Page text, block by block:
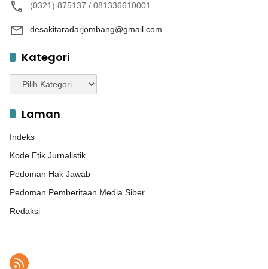
(0321) 875137 / 081336610001
desakitaradarjombang@gmail.com
Kategori
Kategori
Laman
Indeks
Kode Etik Jurnalistik
Pedoman Hak Jawab
Pedoman Pemberitaan Media Siber
Redaksi